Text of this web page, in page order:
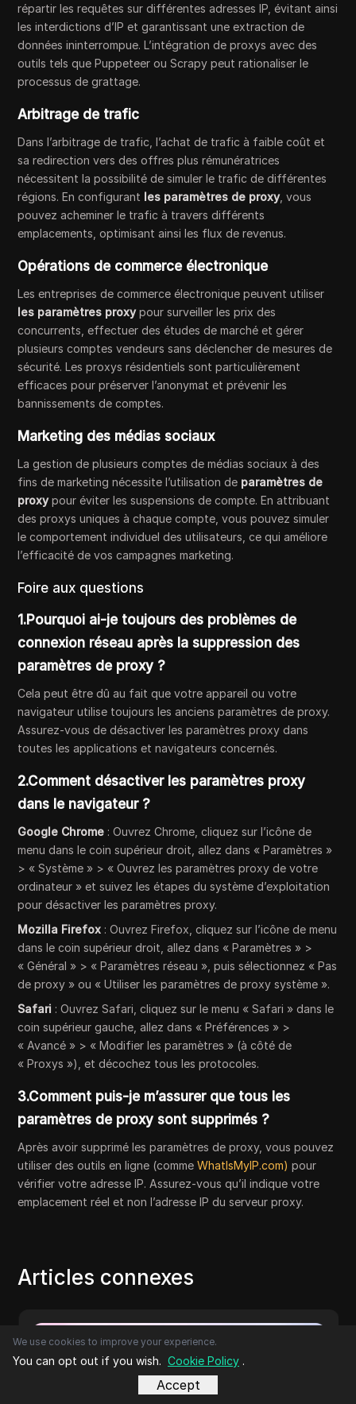
répartir les requêtes sur différentes adresses IP, évitant ainsi
les interdictions d’IP et garantissant une extraction de
données ininterrompue. L’intégration de proxys avec des
outils tels que Puppeteer ou Scrapy peut rationaliser le
processus de grattage.
Arbitrage de trafic
Dans l’arbitrage de trafic, l’achat de trafic à faible coût et
sa redirection vers des offres plus rémunératrices
nécessitent la possibilité de simuler le trafic de différentes
régions. En configurant les paramètres de proxy, vous
pouvez acheminer le trafic à travers différents
emplacements, optimisant ainsi les flux de revenus.
Opérations de commerce électronique
Les entreprises de commerce électronique peuvent utiliser
les paramètres proxypour surveiller les prix des
concurrents, effectuer des études de marché et gérer
plusieurs comptes vendeurs sans déclencher de mesures de
sécurité. Les proxys résidentiels sont particulièrement
efficaces pour préserver l’anonymat et prévenir les
bannissements de comptes.
Marketing des médias sociaux
La gestion de plusieurs comptes de médias sociaux à des
fins de marketing nécessite l’utilisation de paramètres de
proxypour éviter les suspensions de compte. En attribuant
des proxys uniques à chaque compte, vous pouvez simuler
le comportement individuel des utilisateurs, ce qui améliore
l’efficacité de vos campagnes marketing.
Foire aux questions
1.Pourquoi ai-je toujours des problèmes de
connexion réseau après la suppression des
paramètres de proxy ?
Cela peut être dû au fait que votre appareil ou votre
navigateur utilise toujours les anciens paramètres de proxy.
Assurez-vous de désactiver les paramètres proxy dans
toutes les applications et navigateurs concernés.
2.Comment désactiver les paramètres proxy
dans le navigateur ?
Google Chrome : Ouvrez Chrome, cliquez sur l’icône de
menu dans le coin supérieur droit, allez dans « Paramètres »
> « Système » > « Ouvrez les paramètres proxy de votre
ordinateur » et suivez les étapes du système d’exploitation
pour désactiver les paramètres proxy.
Mozilla Firefox : Ouvrez Firefox, cliquez sur l’icône de menu
dans le coin supérieur droit, allez dans « Paramètres » >
« Général » > « Paramètres réseau », puis sélectionnez « Pas
de proxy » ou « Utiliser les paramètres de proxy système ».
Safari : Ouvrez Safari, cliquez sur le menu « Safari » dans le
coin supérieur gauche, allez dans « Préférences » >
« Avancé » > « Modifier les paramètres » (à côté de
« Proxys »), et décochez tous les protocoles.
3.Comment puis-je m’assurer que tous les
paramètres de proxy sont supprimés ?
Après avoir supprimé les paramètres de proxy, vous pouvez
utiliser des outils en ligne (commeWhatIsMyIP.com) pour
vérifier votre adresse IP. Assurez-vous qu’il indique votre
emplacement réel et non l’adresse IP du serveur proxy.
Articles connexes
We use cookies to improve your experience.
You can opt out if you wish. Cookie Policy .
Accept